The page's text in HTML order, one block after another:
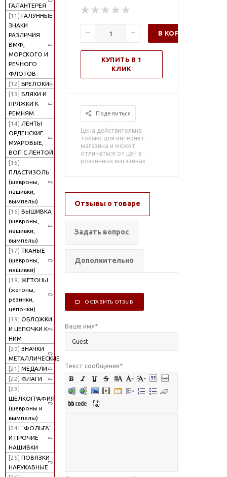
ГАЛАНТЕРЕЯ
[11] ГАЛУННЫЕ
ЗНАКИ
РАЗЛИЧИЯ
ВМФ,
МОРСКОГО И
РЕЧНОГО
ФЛОТОВ
[12] БРЕЛОКИ
[13] БЛЯХИ И
ПРЯЖКИ К
РЕМНЯМ
[14] ЛЕНТЫ
ОРДЕНСКИЕ
МУАРОВЫЕ,
ВОП С ЛЕНТОЙ
[15]
ПЛАСТИЗОЛЬ
(шевроны,
нашивки,
вымпелы)
[16] ВЫШИВКА
(шевроны,
нашивки,
вымпелы)
[17] ТКАНЫЕ
(шевроны,
нашивки)
[18] ЖЕТОНЫ
(жетоны,
резинки,
цепочки)
[19] ОБЛОЖКИ
И ЦЕПОЧКИ К
НИМ
[20] ЗНАЧКИ
МЕТАЛЛИЧЕСКИЕ
[21] МЕДАЛИ
[22] ФЛАГИ
[23]
ШЕЛКОГРАФИЯ
(шевроны и
вымпелы)
[24] "ФОЛЬГА"
И ПРОЧИЕ
НАШИВКИ
[25] ПОВЯЗКИ
НАРУКАВНЫЕ
В КОРЗИНУ
КУПИТЬ В 1
КЛИК
Поделиться
Цена действительна
только для интернет-
магазина и может
отличаться от цен в
розничных магазинах
Отзывы о товаре
Задать вопрос
Дополнительно
ОСТАВИТЬ ОТЗЫВ
Ваше имя*
Текст сообщения*